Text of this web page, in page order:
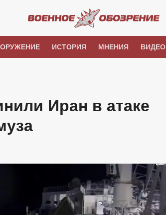
ИСТОРИЯ МНЕНИЯ ВИДЕО
Иран в атаке